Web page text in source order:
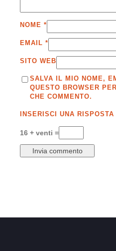
NOME *
EMAIL *
SITO WEB
SALVA IL MIO NOME,
QUESTO BROWSER
CHE COMMENTO.
INSERISCI UNA
16 + venti =